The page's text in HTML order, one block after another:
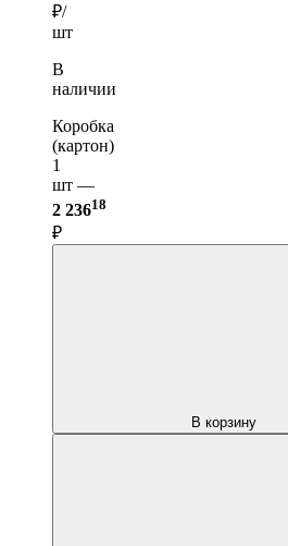
₽/
шт
В
наличии
Коробка
(картон)
1
шт —
2 23618
₽
В корзину